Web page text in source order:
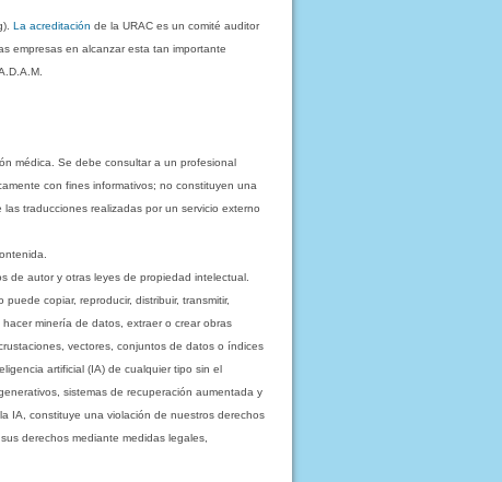
La acreditación de la URAC es un comité auditor
empresas en alcanzar esta tan importante
médica. Se debe consultar a un profesional
con fines informativos; no constituyen una
traducciones realizadas por un servicio externo
de autor y otras leyes de propiedad intelectual.
copiar, reproducir, distribuir, transmitir,
minería de datos, extraer o crear obras
vectores, conjuntos de datos o índices
artificial (IA) de cualquier tipo sin el
sistemas de recuperación aumentada y
IA, constituye una violación de nuestros derechos
derechos mediante medidas legales,